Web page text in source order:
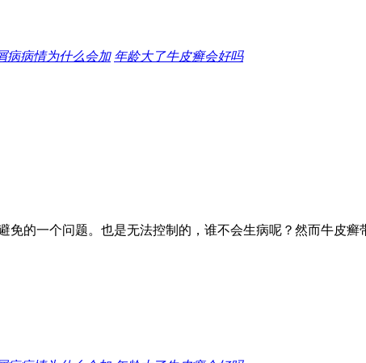
病病情为什么会加 年龄大了牛皮癣会好吗
的一个问题。也是无法控制的，谁不会生病呢？然而牛皮